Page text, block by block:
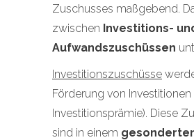
Zuschusses maßgebend.
zwischen Investitions-
Aufwandszuschüssen
Investitionszuschüsse
Förderung von
Investitionsprämie). Diese
sind in einem